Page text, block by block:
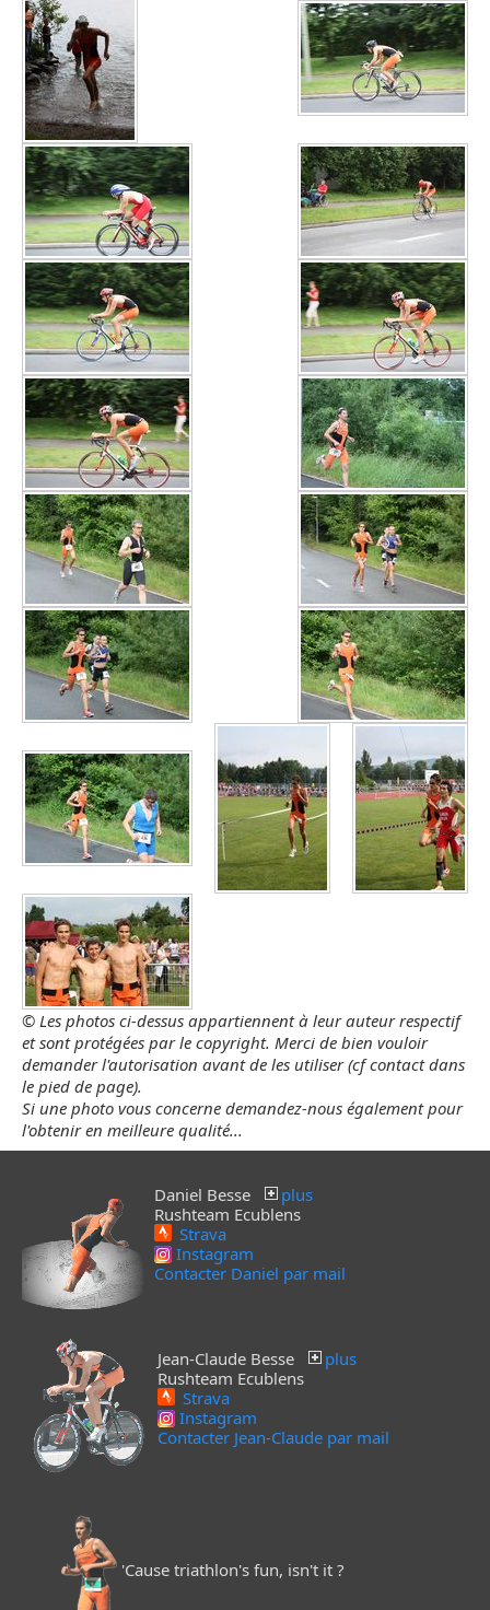
© Les photos ci-dessus appartiennent à leur auteur respectif
et sont protégées par le copyright. Merci de bien vouloir
demander l'autorisation avant de les utiliser (cf contact dans
le pied de page).
Si une photo vous concerne demandez-nous également pour
l'obtenir en meilleure qualité...
Daniel Besse
plus
Rushteam Ecublens
Strava
Instagram
Contacter Daniel par mail
Jean-Claude Besse
plus
Rushteam Ecublens
Strava
Instagram
Contacter Jean-Claude par mail
'Cause triathlon's fun, isn't it ?